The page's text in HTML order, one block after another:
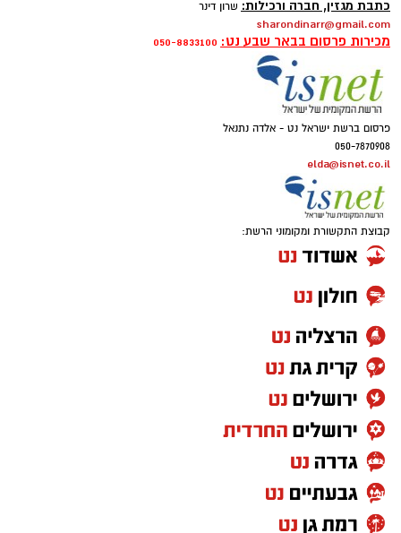
יותר סימני שאלה מתשובות.
אני רואה מחאות המוניות נגד גיוס בני ישיבות,
שומעת אמירות של רבנים ואישי ציבור שמעוררות
סערה ומעמיקות את הקרע, ורואה את השיח
הציבורי הופך מקוטב יותר ויותר.
במקביל, כמעט מדי יום מתפרסמת הודעה נוספת
על לוחם שנהרג או נפצע, על משפחה שנכנסת
כתבת מגזין, חברה ורכילות: שרון דינר
sharondinarr@gmail.com
מכירות פרסום בבאר שבע נט: 050-8833100
פרסום ברשת ישראל נט - אלדה נתנאל
050-7870908
elda@isnet.co.il
קבוצת התקשורת ומקומוני הרשת: